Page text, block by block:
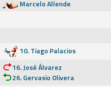
Marcelo Allende
10. Tiago Palacios
16. José Álvarez
26. Gervasio Olivera